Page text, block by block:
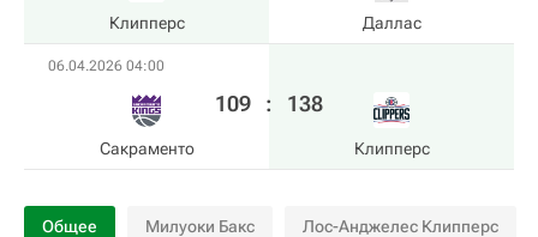
Клипперс Даллас
06.04.2026 04:00
Сакраменто
109 : 138
Клипперс
Общее Милуоки Бакс Лос-Анджелес Клипперс